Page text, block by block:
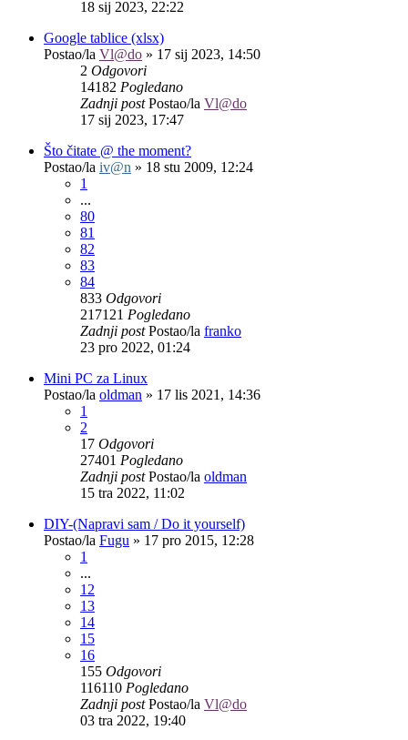
18 sij 2023, 22:22
Google tablice (xlsx)
Postao/la Vl@do » 17 sij 2023, 14:50
2 Odgovori
14182 Pogledano
Zadnji postPostao/la Vl@do
17 sij 2023, 17:47
Što čitate @ the moment?
Postao/la iv@n » 18 stu 2009, 12:24
1
...
80
81
82
83
84
833 Odgovori
217121 Pogledano
Zadnji postPostao/la franko
23 pro 2022, 01:24
Mini PC za Linux
Postao/la oldman » 17 lis 2021, 14:36
1
2
17 Odgovori
27401 Pogledano
Zadnji postPostao/la oldman
15 tra 2022, 11:02
DIY-(Napravi sam / Do it yourself)
Postao/la Fugu » 17 pro 2015, 12:28
1
...
12
13
14
15
16
155 Odgovori
116110 Pogledano
Zadnji postPostao/la Vl@do
03 tra 2022, 19:40